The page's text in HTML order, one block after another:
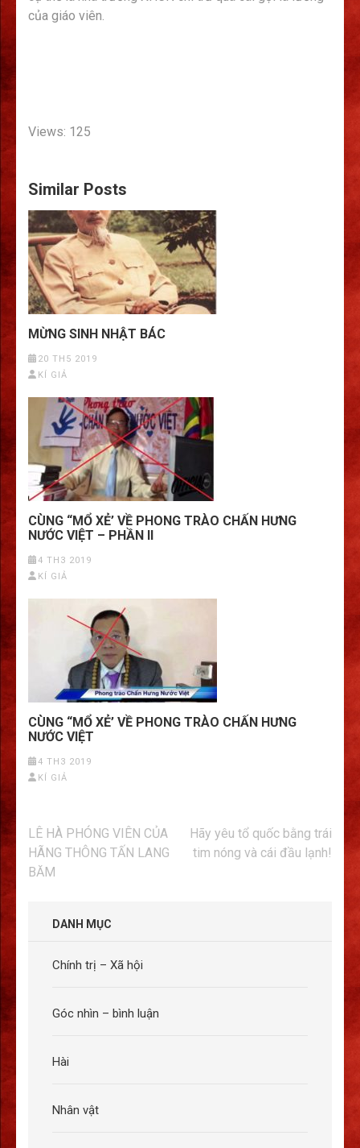
của giáo viên.
Views: 125
Similar Posts
MỪNG SINH NHẬT BÁC
20 TH5 2019
KÍ GIẢ
CÙNG “MỔ XẺ’ VỀ PHONG TRÀO CHẤN HƯNG
NƯỚC VIỆT – PHẦN II
4 TH3 2019
KÍ GIẢ
CÙNG “MỔ XẺ’ VỀ PHONG TRÀO CHẤN HƯNG
NƯỚC VIỆT
4 TH3 2019
KÍ GIẢ
Điều
hướng
bài
LÊ HÀ PHÓNG VIÊN CỦA
HÃNG THÔNG TẤN LANG
BĂM
Hãy yêu tổ quốc bằng trái
tim nóng và cái đầu lạnh!
DANH MỤC
Chính trị – Xã hội
Góc nhìn – bình luận
Hài
Nhân vật